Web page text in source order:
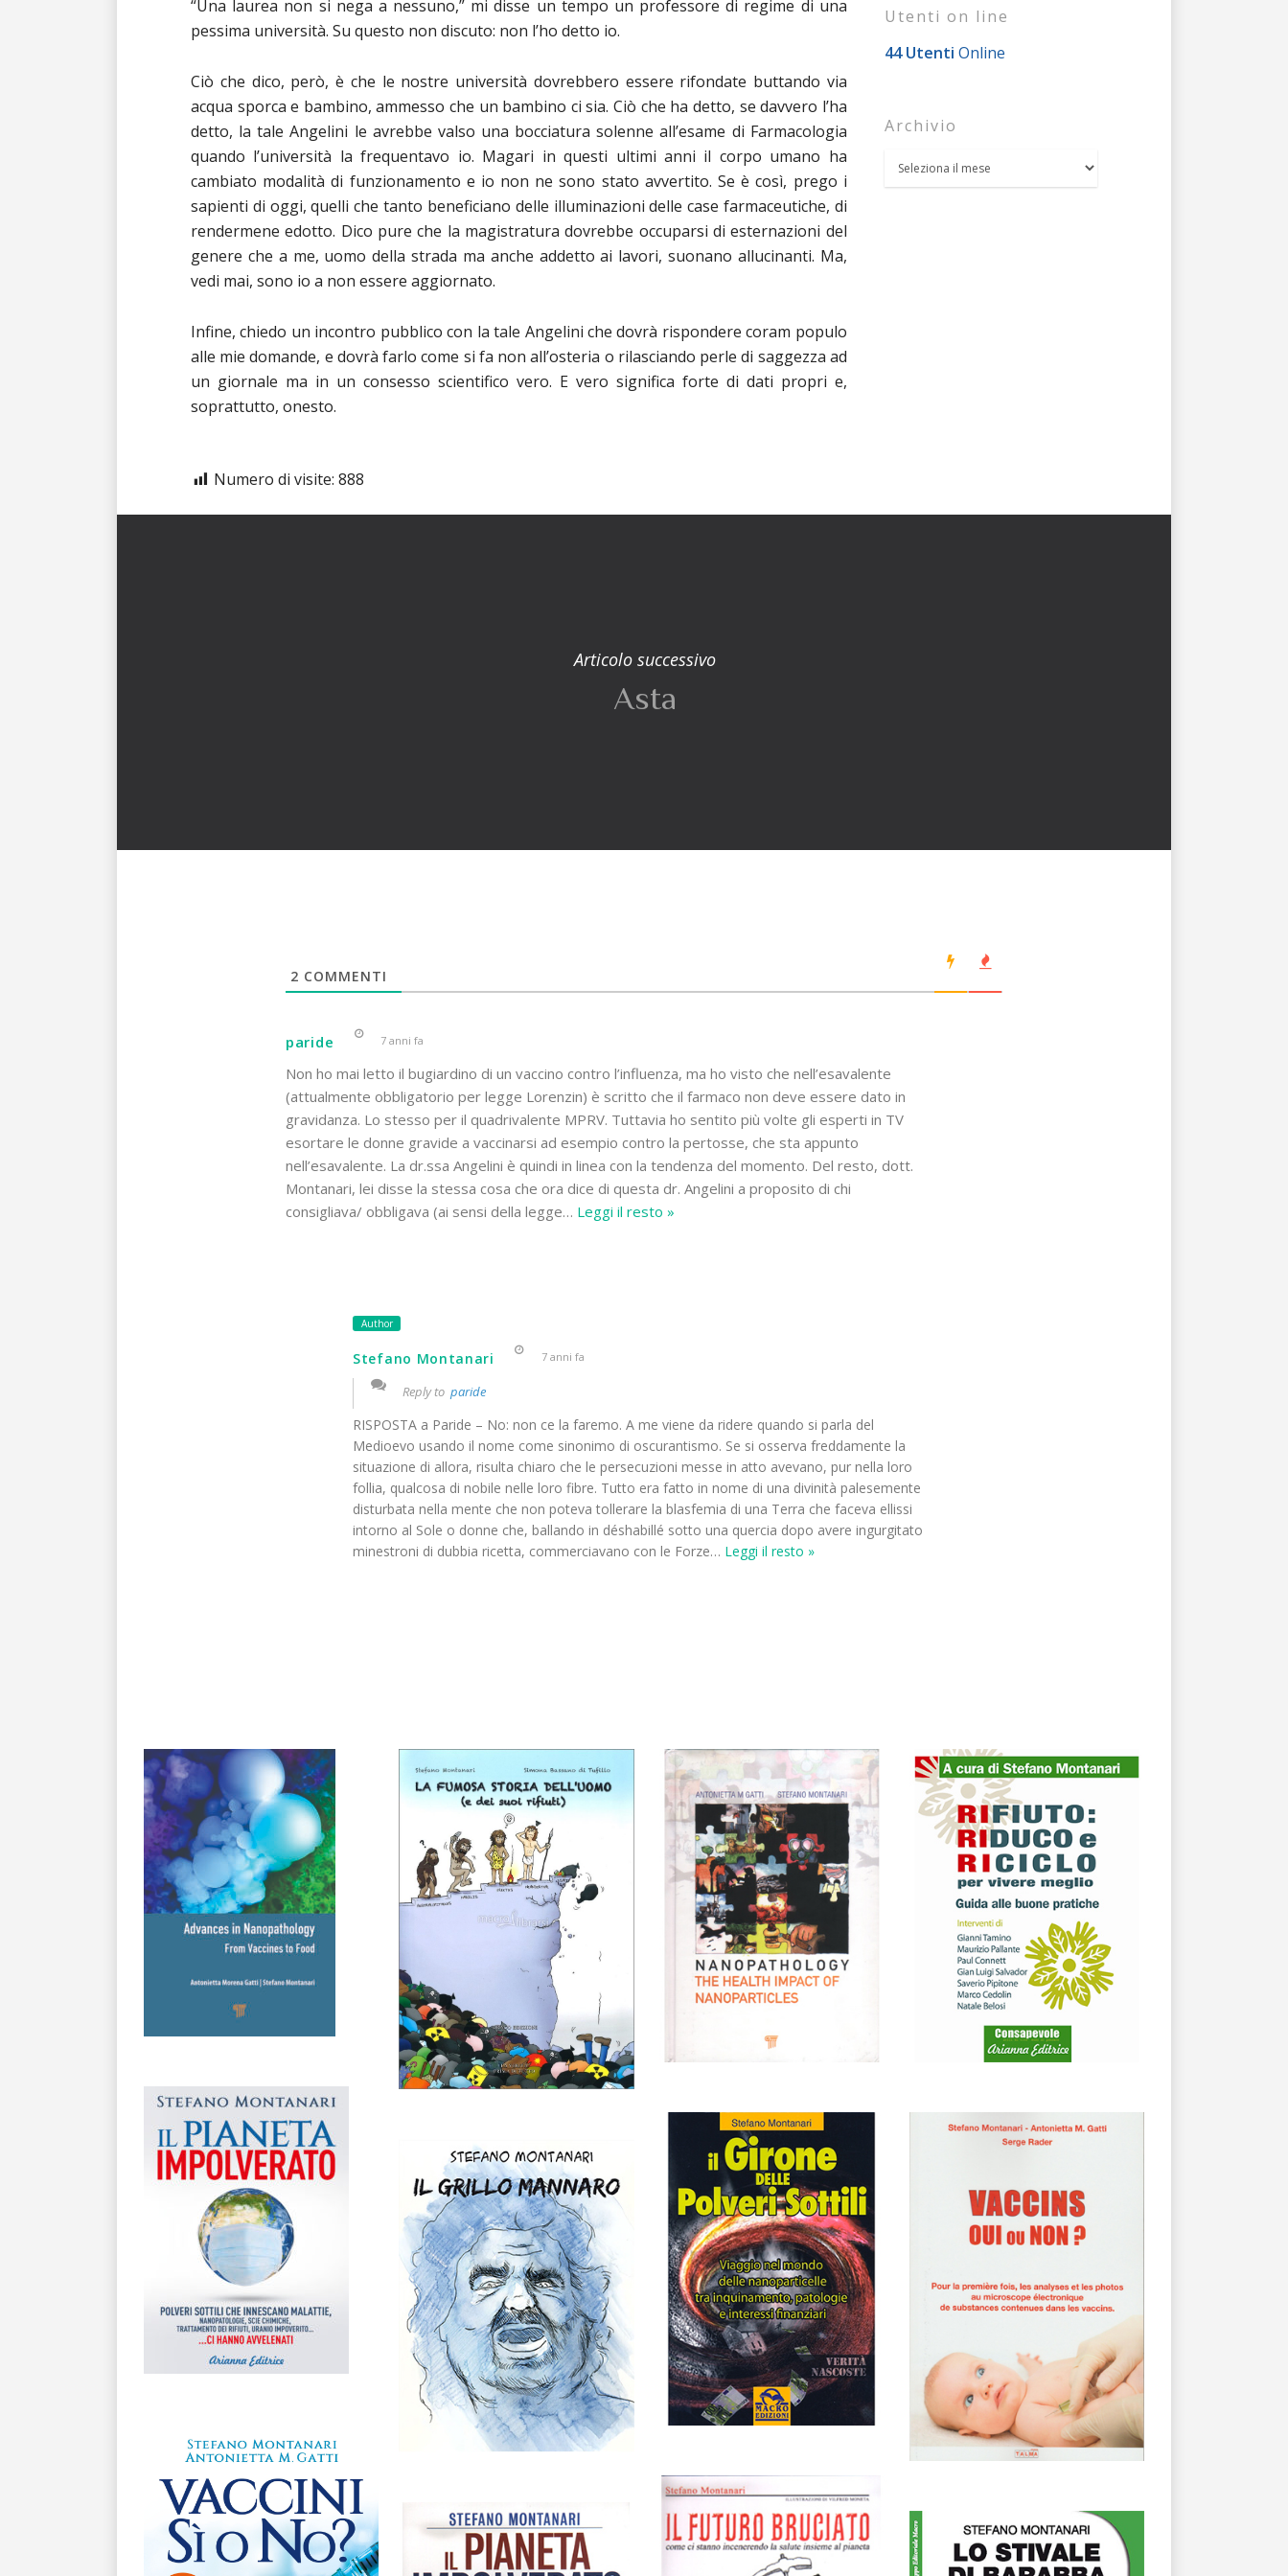
“Una laurea non si nega a nessuno,” mi disse un tempo un professore di regime di una
pessima università. Su questo non discuto: non l’ho detto io.
Ciò che dico, però, è che le nostre università dovrebbero essere rifondate buttando via
acqua sporca e bambino, ammesso che un bambino ci sia. Ciò che ha detto, se davvero l’ha
detto, la tale Angelini le avrebbe valso una bocciatura solenne all’esame di Farmacologia
quando l’università la frequentavo io. Magari in questi ultimi anni il corpo umano ha
cambiato modalità di funzionamento e io non ne sono stato avvertito. Se è così, prego i
sapienti di oggi, quelli che tanto beneficiano delle illuminazioni delle case farmaceutiche, di
rendermene edotto. Dico pure che la magistratura dovrebbe occuparsi di esternazioni del
genere che a me, uomo della strada ma anche addetto ai lavori, suonano allucinanti. Ma,
vedi mai, sono io a non essere aggiornato.
Infine, chiedo un incontro pubblico con la tale Angelini che dovrà rispondere coram populo
alle mie domande, e dovrà farlo come si fa non all’osteria o rilasciando perle di saggezza ad
un giornale ma in un consesso scientifico vero. E vero significa forte di dati propri e,
soprattutto, onesto.
Numero di visite: 888
Utenti on line
44 Utenti Online
Archivio
Articolo successivo
Asta
2 COMMENTI
paride 7 anni fa
Non ho mai letto il bugiardino di un vaccino contro l’influenza, ma ho visto che nell’esavalente
(attualmente obbligatorio per legge Lorenzin) è scritto che il farmaco non deve essere dato in
gravidanza. Lo stesso per il quadrivalente MPRV. Tuttavia ho sentito più volte gli esperti in TV
esortare le donne gravide a vaccinarsi ad esempio contro la pertosse, che sta appunto
nell’esavalente. La dr.ssa Angelini è quindi in linea con la tendenza del momento. Del resto, dott.
Montanari, lei disse la stessa cosa che ora dice di questa dr. Angelini a proposito di chi
consigliava/ obbligava (ai sensi della legge… Leggi il resto »
Author
Stefano Montanari 7 anni fa
Reply to paride
RISPOSTA a Paride – No: non ce la faremo. A me viene da ridere quando si parla del
Medioevo usando il nome come sinonimo di oscurantismo. Se si osserva freddamente la
situazione di allora, risulta chiaro che le persecuzioni messe in atto avevano, pur nella loro
follia, qualcosa di nobile nelle loro fibre. Tutto era fatto in nome di una divinità palesemente
disturbata nella mente che non poteva tollerare la blasfemia di una Terra che faceva ellissi
intorno al Sole o donne che, ballando in déshabillé sotto una quercia dopo avere ingurgitato
minestroni di dubbia ricetta, commerciavano con le Forze… Leggi il resto »